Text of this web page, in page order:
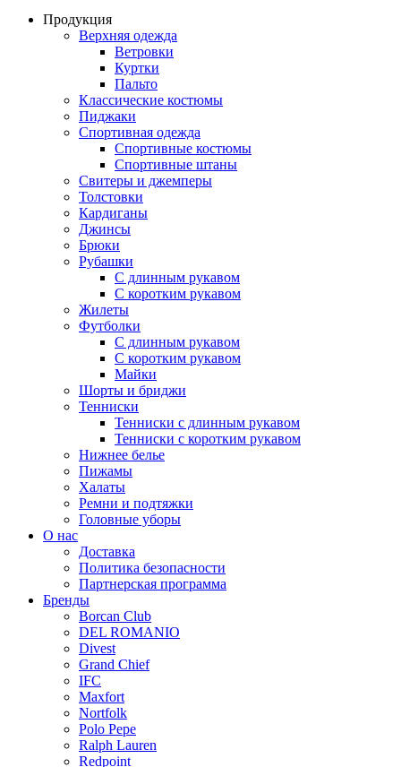
Продукция
Верхняя одежда
Ветровки
Куртки
Пальто
Классические костюмы
Пиджаки
Спортивная одежда
Спортивные костюмы
Спортивные штаны
Свитеры и джемперы
Толстовки
Кардиганы
Джинсы
Брюки
Рубашки
С длинным рукавом
С коротким рукавом
Жилеты
Футболки
С длинным рукавом
С коротким рукавом
Майки
Шорты и бриджи
Тенниски
Тенниски с длинным рукавом
Тенниски с коротким рукавом
Нижнее белье
Пижамы
Халаты
Ремни и подтяжки
Головные уборы
О нас
Доставка
Политика безопасности
Партнерская программа
Бренды
Borcan Club
DEL ROMANIO
Divest
Grand Chief
IFC
Maxfort
Nortfolk
Polo Pepe
Ralph Lauren
Redpoint